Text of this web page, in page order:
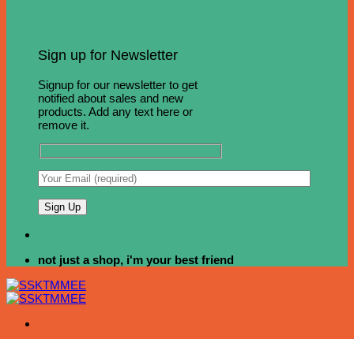
Sign up for Newsletter
Signup for our newsletter to get
notified about sales and new
products. Add any text here or
remove it.
not just a shop, i'm your best friend